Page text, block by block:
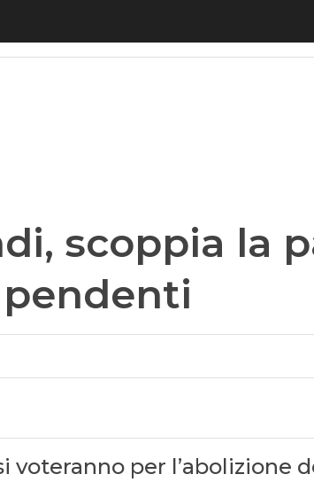
scoppia la
voteranno per l’abolizione